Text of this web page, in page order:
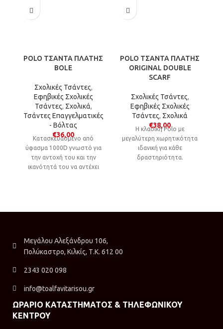
POLO ΤΣΑΝΤΑ ΠΛΑΤΗΣ
BOLE
Σχολικές Τσάντες,
Εφηβικές Σχολικές
Τσάντες, Σχολικά,
Τσάντες Επαγγελματικές
- Βόλτας
€36,00
Kατασκευασμένο από
ύφασμα 1000D γνωστό για
την αντοχή του και την
ικανότητά του να αντέχει
POLO ΤΣΑΝΤΑ ΠΛΑΤΗΣ
ORIGINAL DOUBLE
SCARF
Σχολικές Τσάντες,
Εφηβικές Σχολικές
Τσάντες, Σχολικά
€38,00
Η κλασική Polo με
μεγαλύτερη χωρητικότητα
ιδανική για κάθε
δραστηριότητα.
Μεγάλου Αλεξάνδρου 106,
Πολύκαστρο, Κιλκίς, Τ.Κ. 612 00
2343 020 098
info@toalfavitarisou.gr
ΩΡΑΡΙΟ ΚΑΤΑΣΤΗΜΑΤΟΣ & ΤΗΛΕΦΩΝΙΚΟΥ
ΚΕΝΤΡΟΥ